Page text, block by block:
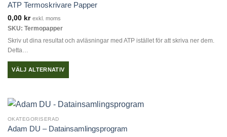
ATP Termoskrivare Papper
0,00 kr exkl. moms
SKU: Termopapper
Skriv ut dina resultat och avläsningar med ATP istället för att skriva ner dem.
Detta…
VÄLJ ALTERNATIV
produkten
flera
OKATEGORISERAD
Adam DU – Datainsamlingsprogram